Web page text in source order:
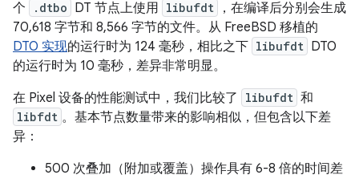
个
.dtbo DT 节点上使用 libufdt
，在编译后分别会生成
70,618 字节和 8,566 字节的文件。从 FreeBSD 移植的
DTO 实现的运行时为 124 毫秒，相比之下 libufdt DTO
的运行时为 10 毫秒，差异非常明显。
在 Pixel 设备的性能测试中，我们比较了
libufdt 和
libfdt 。基本节点数量带来的影响相似，但包含以下差
异：
500 次叠加（附加或覆盖）操作具有 6-8 倍的时间差